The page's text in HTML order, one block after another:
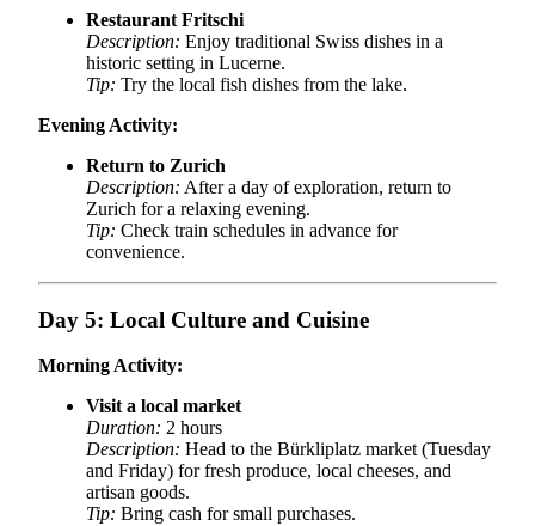
Restaurant Fritschi
Description: Enjoy traditional Swiss dishes in a
historic setting in Lucerne.
Tip: Try the local fish dishes from the lake.
Evening Activity:
Return to Zurich
Description: After a day of exploration, return to
Zurich for a relaxing evening.
Tip: Check train schedules in advance for
convenience.
Day 5: Local Culture and Cuisine
Morning Activity:
Visit a local market
Duration: 2 hours
Description: Head to the Bürkliplatz market (Tuesday
and Friday) for fresh produce, local cheeses, and
artisan goods.
Tip: Bring cash for small purchases.